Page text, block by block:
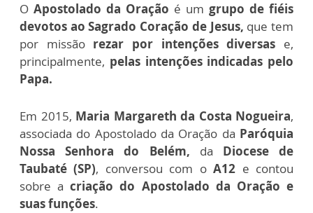
O Apostolado da Oração é um grupo de fiéis
devotos ao Sagrado Coração de Jesus, que tem
por missãorezar por intenções diversas e,
principalmente, pelas intenções indicadas pelo
Papa.
Em 2015, Maria Margareth da Costa Nogueira,
associada do Apostolado da Oração da Paróquia
Nossa Senhora do Belém, da Diocese de
Taubaté (SP), conversou com oA12 e contou
sobre acriação do Apostolado da Oração e
suas funções.